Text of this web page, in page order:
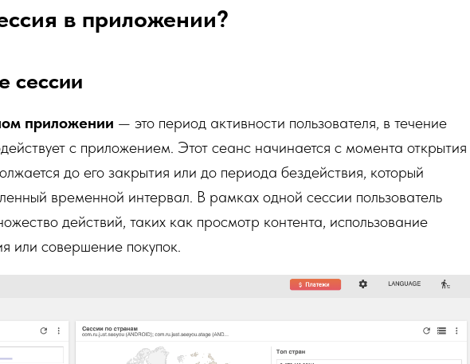
в приложении?
сессии
приложении — это период активности пользователя, в течение
с приложением. Этот сеанс начинается с момента открытия
до его закрытия или до периода бездействия, который
временной интервал. В рамках одной сессии пользователь
действий, таких как просмотр контента, использование
или совершение покупок.